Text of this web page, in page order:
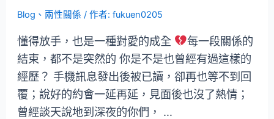
Blog 、 兩性關係 / 作者:fukuen0205
懂得放手，也是一種對愛的成全
每一段關係的
結束，都不是突然的 你是不是也曾經有過這樣的
經歷？ 手機訊息發出後被已讀，卻再也等不到回
覆；說好的約會一延再延，見面後也沒了熱情；
曾經談天說地到深夜的你們， …